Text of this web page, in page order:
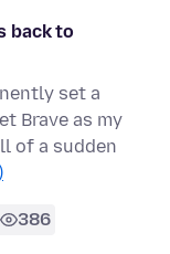
back to
set a
Brave as my
of a sudden
386